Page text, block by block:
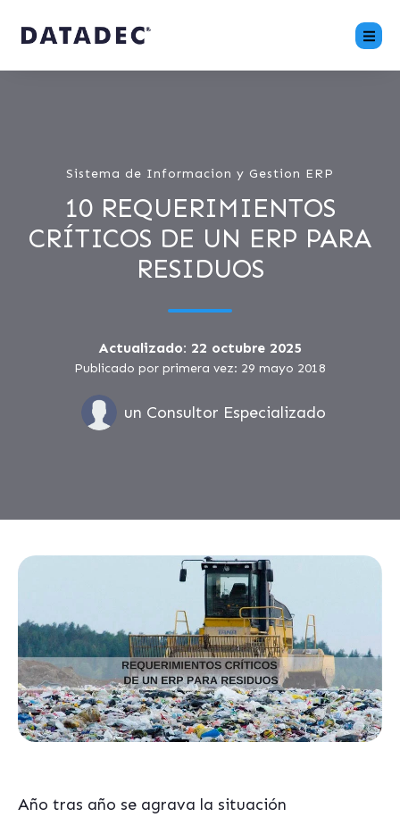
Sistema de Informacion y Gestion ERP
10 REQUERIMIENTOS
CRÍTICOS DE UN ERP PARA
RESIDUOS
Actualizado: 22 octubre 2025
Publicado por primera vez: 29 mayo 2018
un Consultor Especializado
Año tras año se agrava la situación